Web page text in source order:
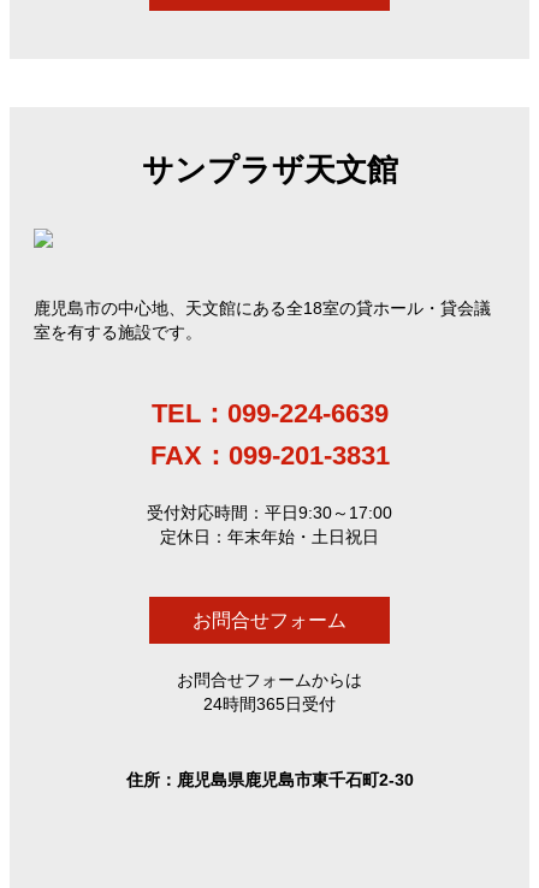
サンプラザ天文館
鹿児島市の中心地、天文館にある全18室の貸ホール・貸会議
室を有する施設です。
TEL：099-224-6639
FAX：099-201-3831
受付対応時間：平日9:30～17:00
定休日：年末年始・土日祝日
お問合せフォーム
お問合せフォームからは
24時間365日受付
住所：鹿児島県鹿児島市東千石町2-30